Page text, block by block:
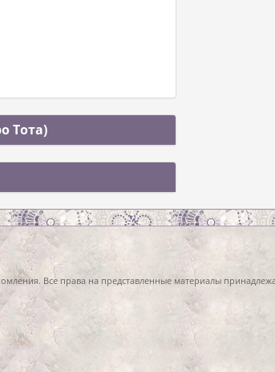
Тота)
Все права на представленные материалы